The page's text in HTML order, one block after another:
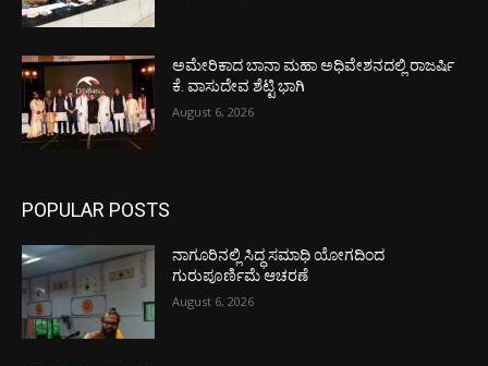
ಅಮೇರಿಕಾದ ಬಾನಾ ಮಹಾ ಅಧಿವೇಶನದಲ್ಲಿ ರಾಜರ್ಷಿ
ಕೆ. ವಾಸುದೇವ ಶೆಟ್ಟಿ ಭಾಗಿ
August 6, 2026
POPULAR POSTS
ನಾಗೂರಿನಲ್ಲಿ ಸಿದ್ಧ ಸಮಾಧಿ ಯೋಗದಿಂದ
ಗುರುಪೂರ್ಣಿಮೆ ಆಚರಣೆ
August 6, 2026